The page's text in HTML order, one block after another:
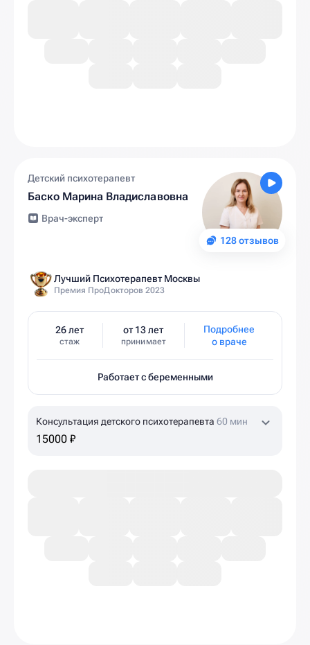
128 отзывов
Детский психотерапевт
Баско Марина Владиславовна
Врач-эксперт
Лучший Психотерапевт Москвы
Премия ПроДокторов 2023
26 лет
стаж
от 13 лет
принимает
Подробнее
о враче
Работает с беременными
Консультация детского психотерапевта 60 мин
15000 ₽